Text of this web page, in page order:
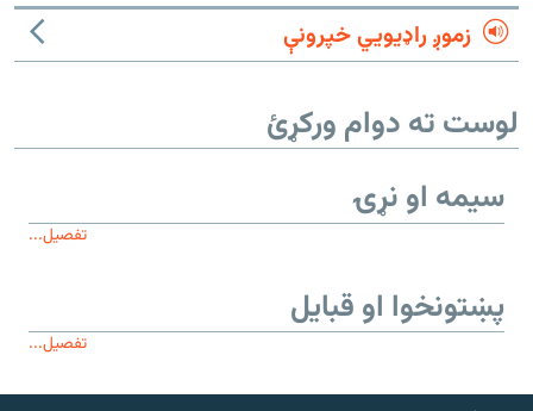
زموږ راډیويي خپرونې
لوست ته دوام ورکړئ
سیمه او نړۍ
تفصیل...
پښتونخوا او قبایل
تفصیل...